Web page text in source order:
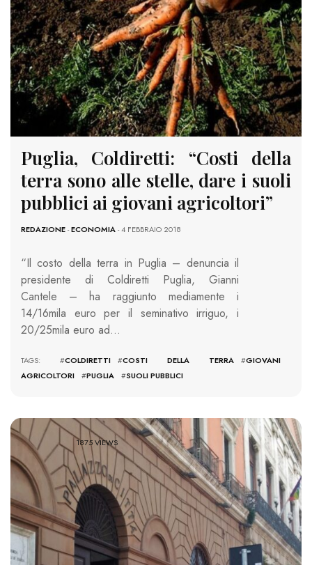
Puglia, Coldiretti: “Costi della
terra sono alle stelle, dare i suoli
pubblici ai giovani agricoltori”
REDAZIONE-ECONOMIA- 4 FEBBRAIO 2018
“Il costo della terra in Puglia – denuncia il
presidente di Coldiretti Puglia, Gianni
Cantele – ha raggiunto mediamente i
14/16mila euro per il seminativo irriguo, i
20/25mila euro ad…
TAGS: #COLDIRETTI #COSTI DELLA TERRA #GIOVANI
AGRICOLTORI
#PUGLIA #SUOLI PUBBLICI
1875 VIEWS